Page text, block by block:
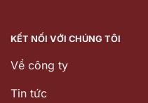
KẾT NỐI VỚI CHÚNG TÔI
Về công ty
Tin tức